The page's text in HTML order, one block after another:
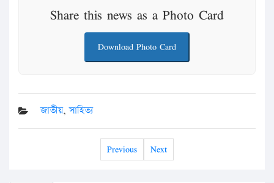
Share this news as a Photo Card
Download Photo Card
জাতীয়,সাহিত্য
Previous Next